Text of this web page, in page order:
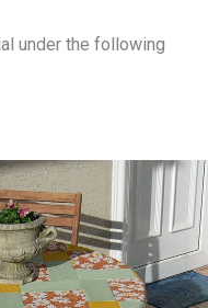
under the following